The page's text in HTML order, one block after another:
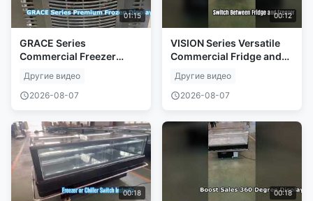
01:15
GRACE Series
Commercial Freezer
Solution
Другие видео
2026-08-07
00:12
VISION Series Versatile
Commercial Fridge and
Другие видео
2026-08-07
00:18 00:18